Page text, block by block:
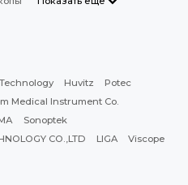
Huvitz
Potec
Medical Instrument Co.
Sonoptek
CO.,LTD
LIGA
Viscope